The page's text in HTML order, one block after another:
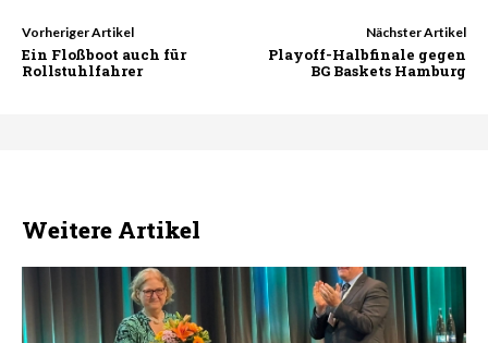
Vorheriger Artikel
Ein Floßboot auch für
Rollstuhlfahrer
Nächster Artikel
Playoff-Halbfinale gegen
BG Baskets Hamburg
Weitere Artikel